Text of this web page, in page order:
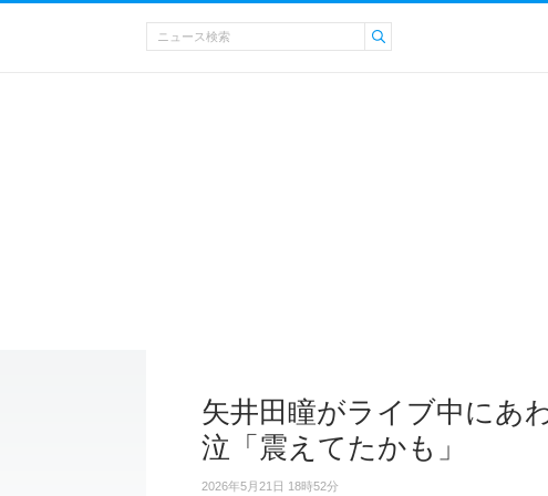
矢井田瞳がライブ中にあ
泣「震えてたかも」
2026年5月21日 18時52分